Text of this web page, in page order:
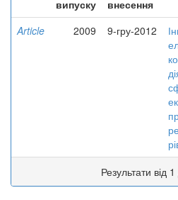
випуску
внесення
Article 2009 9-гру-2012
Результати від 1